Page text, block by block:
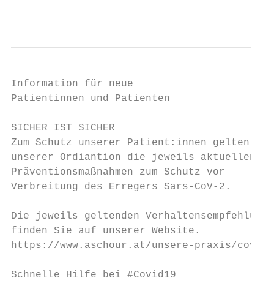
Information für neue
Patientinnen und Patienten
SICHER IST SICHER
Zum Schutz unserer Patient:innen gelten in
unserer Ordiantion die jeweils aktuellen
Präventionsmaßnahmen zum Schutz vor
Verbreitung des Erregers Sars-CoV-2.
Die jeweils geltenden
finden Sie auf unserer Website.
https://www.aschour.at/unsere-praxis/
Schnelle Hilfe bei #Covid19